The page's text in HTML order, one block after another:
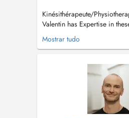
Kinésithérapeute/
Valentin has Expertise in
Orthopedic and
Pre- & Post Operativ
Zertified Back Coach - Zert.
Rückenschullehrerlizenz -
Mostrar tudo